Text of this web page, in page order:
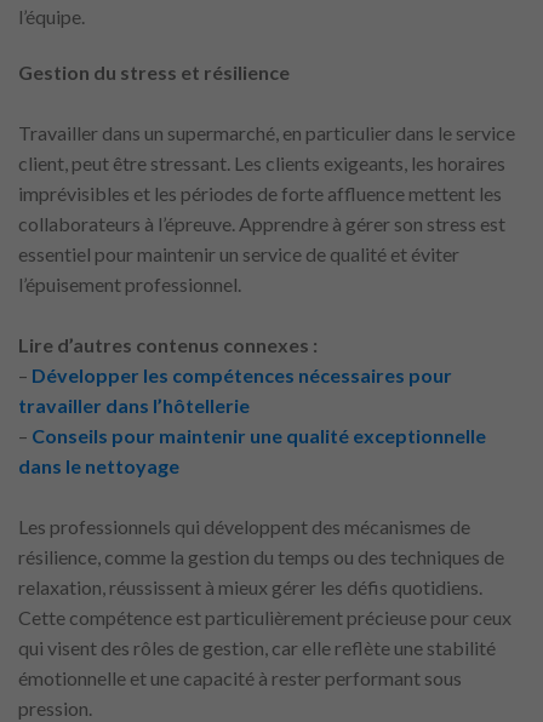
l’équipe.
Gestion du stress et résilience
Travailler dans un supermarché, en particulier dans le service
client, peut être stressant. Les clients exigeants, les horaires
imprévisibles et les périodes de forte affluence mettent les
collaborateurs à l’épreuve. Apprendre à gérer son stress est
essentiel pour maintenir un service de qualité et éviter
l’épuisement professionnel.
Lire d’autres contenus connexes :
– Développer les compétences nécessaires pour
travailler dans l’hôtellerie
– Conseils pour maintenir une qualité exceptionnelle
dans le nettoyage
Les professionnels qui développent des mécanismes de
résilience, comme la gestion du temps ou des techniques de
relaxation, réussissent à mieux gérer les défis quotidiens.
Cette compétence est particulièrement précieuse pour ceux
qui visent des rôles de gestion, car elle reflète une stabilité
émotionnelle et une capacité à rester performant sous
pression.